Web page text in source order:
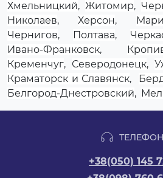
Хмельницкий, Житомир,
Николаев,Херсон,
Чернигов, Полтава,
Ивано-Франковск,
Кременчуг, Северодонецк,
Краматорск и Славянск,
Белгород-Днестровский,
+38(050) 145